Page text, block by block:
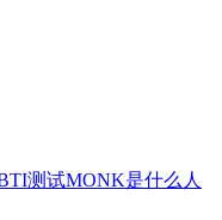
测试MONK是什么人